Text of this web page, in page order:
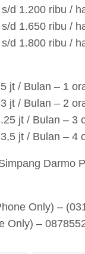
d 1.200 ribu /
d 1.650 ribu /
d 1.800 ribu /
jt / Bulan – 1
jt / Bulan – 2
jt / Bulan – 3
jt / Bulan – 4
Darmo
Only) –
Only) –